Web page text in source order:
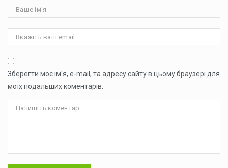
Зберегти моє ім'я, e-mail, та адресу сайту в цьому браузері для
моїх подальших коментарів.